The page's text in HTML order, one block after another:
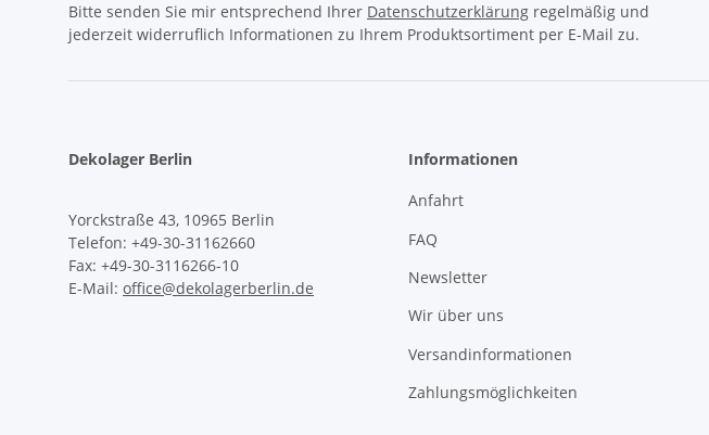
Bitte senden Sie mir entsprechend Ihrer Datenschutzerklärung regelmäßig und
jederzeit widerruflich Informationen zu Ihrem Produktsortiment per E-Mail zu.
Dekolager Berlin
Yorckstraße 43, 10965 Berlin
Telefon: +49-30-31162660
Fax: +49-30-3116266-10
E-Mail: office@dekolagerberlin.de
Informationen
Anfahrt
FAQ
Newsletter
Wir über uns
Versandinformationen
Zahlungsmöglichkeiten